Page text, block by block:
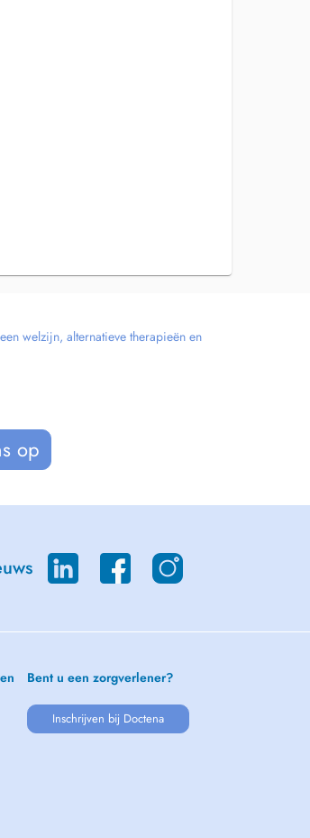
welzijn, alternatieve therapieën en
op
Bent u een zorgverlener?
Inschrijven bij Doctena